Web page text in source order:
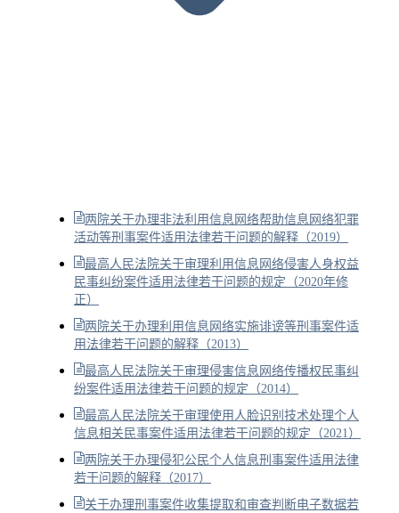
两院关于办理非法利用信息网络帮助信息网络犯罪
活动等刑事案件适用法律若干问题的解释（2019）
最高人民法院关于审理利用信息网络侵害人身权益
民事纠纷案件适用法律若干问题的规定（2020年修
正）
两院关于办理利用信息网络实施诽谤等刑事案件适
用法律若干问题的解释（2013）
最高人民法院关于审理侵害信息网络传播权民事纠
纷案件适用法律若干问题的规定（2014）
最高人民法院关于审理使用人脸识别技术处理个人
信息相关民事案件适用法律若干问题的规定（2021）
两院关于办理侵犯公民个人信息刑事案件适用法律
若干问题的解释（2017）
关于办理刑事案件收集提取和审查判断电子数据若